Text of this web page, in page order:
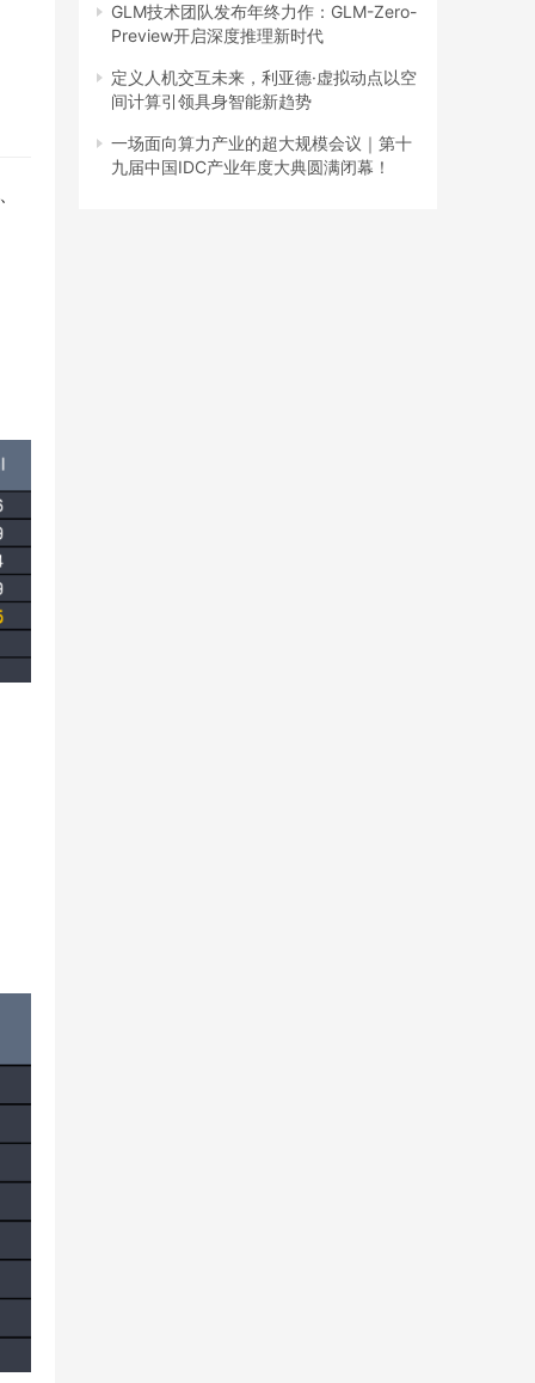
GLM技术团队发布年终力作：GLM-Zero-
Preview开启深度推理新时代
定义人机交互未来，利亚德·虚拟动点以空
间计算引领具身智能新趋势
一场面向算力产业的超大规模会议｜第十
九届中国IDC产业年度大典圆满闭幕！